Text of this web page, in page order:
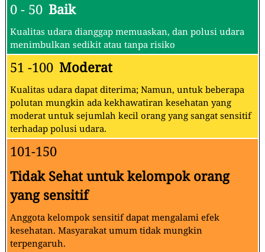
0 - 50 Baik
Kualitas udara dianggap memuaskan, dan polusi udara
menimbulkan sedikit atau tanpa risiko
51 -100 Moderat
Kualitas udara dapat diterima; Namun, untuk beberapa
polutan mungkin ada kekhawatiran kesehatan yang
moderat untuk sejumlah kecil orang yang sangat sensitif
terhadap polusi udara.
101-150
Tidak Sehat untuk kelompok orang
yang sensitif
Anggota kelompok sensitif dapat mengalami efek
kesehatan. Masyarakat umum tidak mungkin
terpengaruh.